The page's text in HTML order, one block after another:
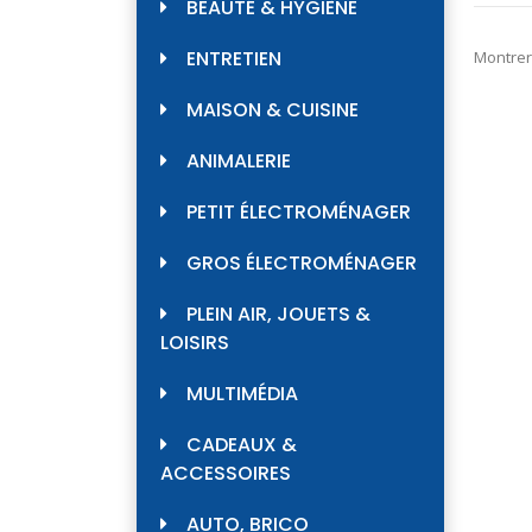
BEAUTÉ & HYGIÈNE
ENTRETIEN
MAISON & CUISINE
ANIMALERIE
PETIT ÉLECTROMÉNAGER
GROS ÉLECTROMÉNAGER
PLEIN AIR, JOUETS &
LOISIRS
MULTIMÉDIA
CADEAUX &
ACCESSOIRES
AUTO, BRICO